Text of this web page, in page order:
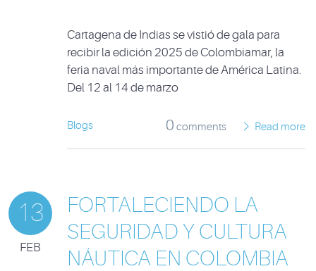
Cartagena de Indias se vistió de gala para
recibir la edición 2025 de Colombiamar, la
feria naval más importante de América Latina.
Del 12 al 14 de marzo
Blogs 0 comments Read more
13
FEB
FORTALECIENDO LA
SEGURIDAD Y CULTURA
NÁUTICA EN COLOMBIA